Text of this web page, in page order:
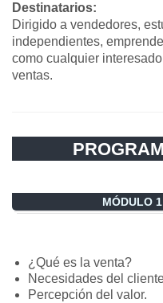
CERTIFICADO
Una vez finalizado el
manualmente el
Destinatarios:
Dirigido a vendedores,
independientes,
como cualquier
ventas.
MÓDULO
¿Qué es la venta?
Necesidades del
Percepción del valor.